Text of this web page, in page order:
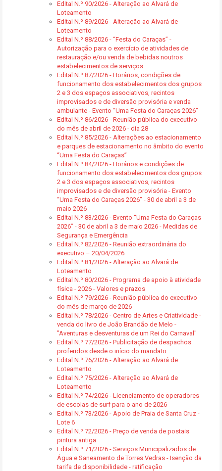
Edital N.º 90/2026 - Alteração ao Alvará de
Loteamento
Edital N.º 89/2026 - Alteração ao Alvará de
Loteamento
Edital N.º 88/2026 - “Festa do Caraças” -
Autorização para o exercício de atividades de
restauração e/ou venda de bebidas noutros
estabelecimentos de serviços:
Edital N.º 87/2026 - Horários, condições de
funcionamento dos estabelecimentos dos grupos
2 e 3 dos espaços associativos, recintos
improvisados e de diversão provisória e venda
ambulante - Evento “Uma Festa do Caraças 2026”
Edital N.º 86/2026 - Reunião pública do executivo
do mês de abril de 2026 - dia 28
Edital N.º 85/2026 - Alterações ao estacionamento
e parques de estacionamento no âmbito do evento
“Uma Festa do Caraças”
Edital N.º 84/2026 - Horários e condições de
funcionamento dos estabelecimentos dos grupos
2 e 3 dos espaços associativos, recintos
improvisados e de diversão provisória - Evento
“Uma Festa do Caraças 2026” - 30 de abril a 3 de
maio 2026
Edital N.º 83/2026 - Evento “Uma Festa do Caraças
2026” - 30 de abril a 3 de maio 2026 - Medidas de
Segurança e Emergência
Edital N.º 82/2026 - Reunião extraordinária do
executivo – 20/04/2026
Edital N.º 81/2026 - Alteração ao Alvará de
Loteamento
Edital N.º 80/2026 - Programa de apoio à atividade
física - 2026 - Valores e prazos
Edital N.º 79/2026 - Reunião pública do executivo
do mês de março de 2026
Edital N.º 78/2026 - Centro de Artes e Criatividade -
venda do livro de João Brandão de Melo -
"Aventuras e desventuras de um Rei do Carnaval"
Edital N.º 77/2026 - Publicitação de despachos
proferidos desde o início do mandato
Edital N.º 76/2026 - Alteração ao Alvará de
Loteamento
Edital N.º 75/2026 - Alteração ao Alvará de
Loteamento
Edital N.º 74/2026 - Licenciamento de operadores
de escolas de surf para o ano de 2026
Edital N.º 73/2026 - Apoio de Praia de Santa Cruz -
Lote 6
Edital N.º 72/2026 - Preço de venda de postais
pintura antiga
Edital N.º 71/2026 - Serviços Municipalizados de
Água e Saneamento de Torres Vedras - Isenção da
tarifa de disponibilidade - ratificação